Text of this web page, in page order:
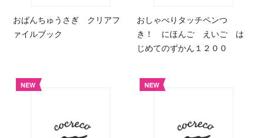
おぱんちゅうさぎ クリアフ
ァイルブック
おしゃべりタッチペンつ
き！ にほんご えいご は
じめてのずかん１２００
NEW NEW